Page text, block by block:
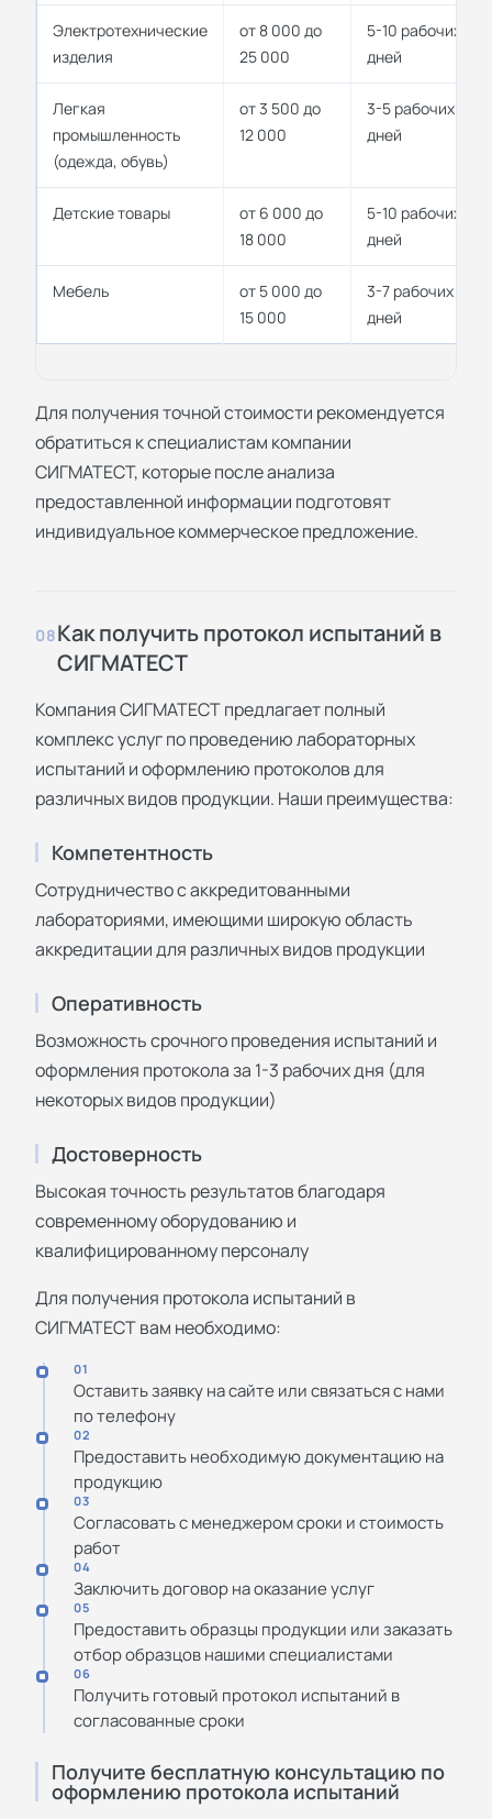
Электротехнические
изделия
от 8 000 до
25 000
5-10 рабочих
дней
Легкая
промышленность
(одежда, обувь)
от 3 500 до
12 000
3-5 рабочих
дней
Детские товары
от 6 000 до
18 000
5-10 рабочих
дней
Мебель
от 5 000 до
15 000
3-7 рабочих
дней
Для получения точной стоимости рекомендуется
обратиться к специалистам компании
СИГМАТЕСТ, которые после анализа
предоставленной информации подготовят
индивидуальное коммерческое предложение.
08Как получить протокол испытаний в
СИГМАТЕСТ
Компания СИГМАТЕСТ предлагает полный
комплекс услуг по проведению лабораторных
испытаний и оформлению протоколов для
различных видов продукции. Наши преимущества:
Компетентность
Сотрудничество с аккредитованными
лабораториями, имеющими широкую область
аккредитации для различных видов продукции
Оперативность
Возможность срочного проведения испытаний и
оформления протокола за 1-3 рабочих дня (для
некоторых видов продукции)
Достоверность
Высокая точность результатов благодаря
современному оборудованию и
квалифицированному персоналу
Для получения протокола испытаний в
СИГМАТЕСТ вам необходимо:
01
Оставить заявку на сайте или связаться с нами
по телефону
02
Предоставить необходимую документацию на
продукцию
03
Согласовать с менеджером сроки и стоимость
работ
04
Заключить договор на оказание услуг
05
Предоставить образцы продукции или заказать
отбор образцов нашими специалистами
06
Получить готовый протокол испытаний в
согласованные сроки
Получите бесплатную консультацию по
оформлению протокола испытаний